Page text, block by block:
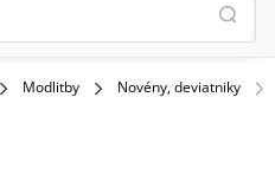
Modlitby Novény, deviatniky